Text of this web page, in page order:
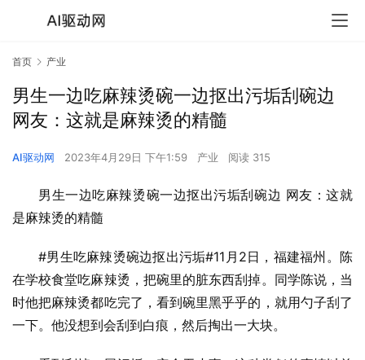
首页 产业
男生一边吃麻辣烫碗一边抠出污垢刮碗边
网友：这就是麻辣烫的精髓
AI驱动网 2023年4月29日 下午1:59 产业 阅读 315
男生一边吃麻辣烫碗一边抠出污垢刮碗边 网友：这就
是麻辣烫的精髓
#男生吃麻辣烫碗边抠出污垢#11月2日，福建福州。陈
在学校食堂吃麻辣烫，把碗里的脏东西刮掉。同学陈说，当
时他把麻辣烫都吃完了，看到碗里黑乎乎的，就用勺子刮了
一下。他没想到会刮到白痕，然后掏出一大块。